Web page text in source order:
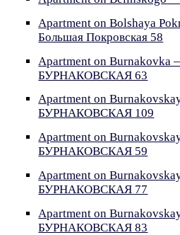
Apartment on Bolshaya
Большая Покровская 58
Apartment on Burnakovka
БУРНАКОВСКАЯ 63
Apartment on
БУРНАКОВСКАЯ 109
Apartment on
БУРНАКОВСКАЯ 59
Apartment on
БУРНАКОВСКАЯ 77
Apartment on
БУРНАКОВСКАЯ 83